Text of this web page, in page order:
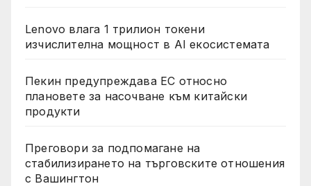
Lenovo влага 1 трилион токени
изчислителна мощност в AI екосистемата
Пекин предупреждава ЕС относно
плановете за насочване към китайски
продукти
Преговори за подпомагане на
стабилизирането на търговските отношения
с Вашингтон